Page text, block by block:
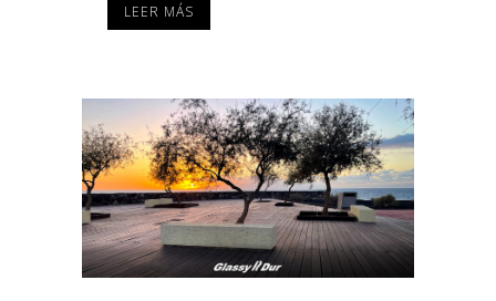
LEER MÁS